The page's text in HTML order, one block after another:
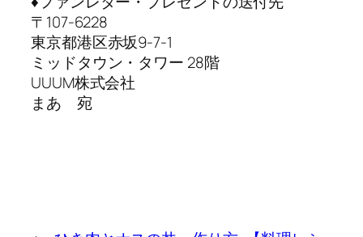
〒107-6228
東京都港区赤坂9-7-1
ミッドタウン・タワー 28階
UUUM株式会社
まあ 宛